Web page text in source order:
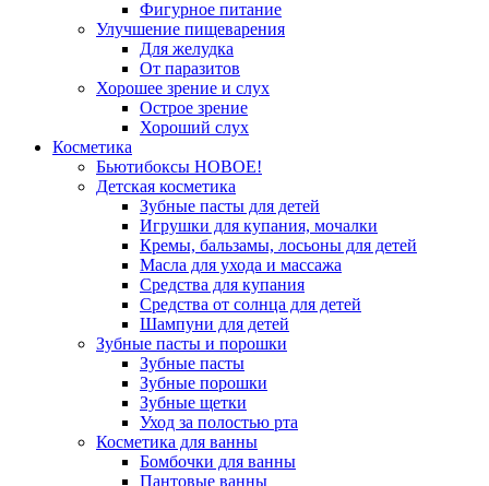
Фигурное питание
Улучшение пищеварения
Для желудка
От паразитов
Хорошее зрение и слух
Острое зрение
Хороший слух
Косметика
Бьютибоксы НОВОЕ!
Детская косметика
Зубные пасты для детей
Игрушки для купания, мочалки
Кремы, бальзамы, лосьоны для детей
Масла для ухода и массажа
Средства для купания
Средства от солнца для детей
Шампуни для детей
Зубные пасты и порошки
Зубные пасты
Зубные порошки
Зубные щетки
Уход за полостью рта
Косметика для ванны
Бомбочки для ванны
Пантовые ванны